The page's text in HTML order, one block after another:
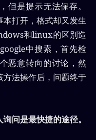
但是提示无法保存。
打开，格式却又发生
和linux的区别造
中搜索，首先检
恶意转向的讨论，然
方法操作后，问题终于
问是最快捷的途径。